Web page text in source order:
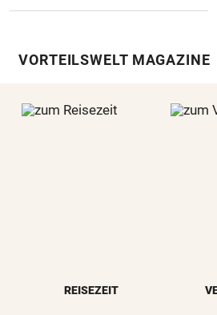
VORTEILSWELT MAGAZINE
REISEZEIT